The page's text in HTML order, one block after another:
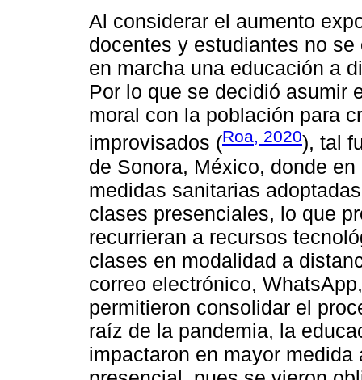
Al considerar el aumento
docentes y estudiantes no
en marcha una educación a
Por lo que se decidió asumir
moral con la población para
improvisados (Roa, 2020), tal
de Sonora, México, donde
medidas sanitarias
clases presenciales, lo que
recurrieran a recursos
clases en modalidad a
correo electrónico,
permitieron consolidar el
raíz de la pandemia, la
impactaron en mayor